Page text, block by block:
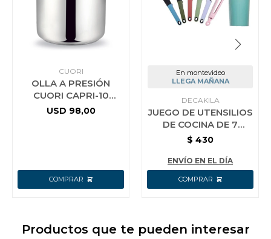
CUORI
OLLA A PRESIÓN
CUORI CAPRI-10
ACERO INOX.
USD 98,00
En montevideo
LLEGA MAÑANA
DECAKILA
JUEGO DE UTENSILIOS
DE COCINA DE 7
PIEZAS KMTT046B
$ 430
ENVÍO EN EL DÍA
Productos que te pueden interesar